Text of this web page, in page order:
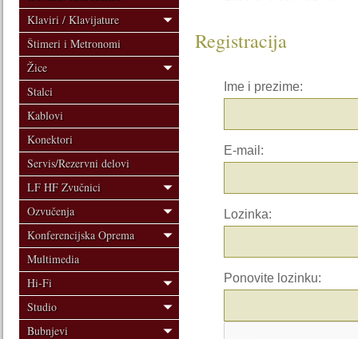
Klaviri / Klavijature
Štimeri i Metronomi
Žice
Stalci
Kablovi
Konektori
Servis/Rezervni delovi
LF HF Zvučnici
Ozvučenja
Konferencijska Oprema
Multimedia
Hi-Fi
Studio
Bubnjevi
Registracija
Ime i prezime:
E-mail:
Lozinka:
Ponovite lozinku: